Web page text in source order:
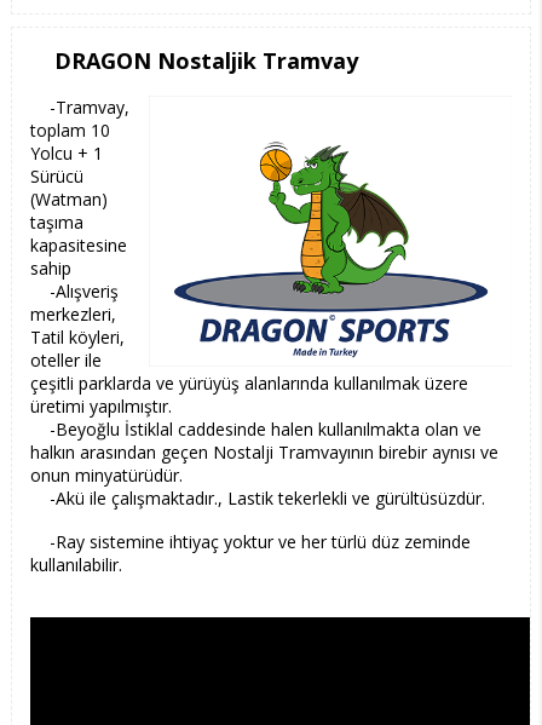
DRAGON Nostaljik Tramvay
-Tramvay,
toplam 10
Yolcu + 1
Sürücü
(Watman)
taşıma
kapasitesine
sahip
-Alışveriş
merkezleri,
Tatil köyleri,
oteller ile
çeşitli parklarda ve yürüyüş alanlarında kullanılmak üzere
üretimi yapılmıştır.
-Beyoğlu İstiklal caddesinde halen kullanılmakta olan ve
halkın arasından geçen Nostalji Tramvayının birebir aynısı ve
onun minyatürüdür.
-Akü ile çalışmaktadır., Lastik tekerlekli ve gürültüsüzdür.
-Ray sistemine ihtiyaç yoktur ve her türlü düz zeminde
kullanılabilir.